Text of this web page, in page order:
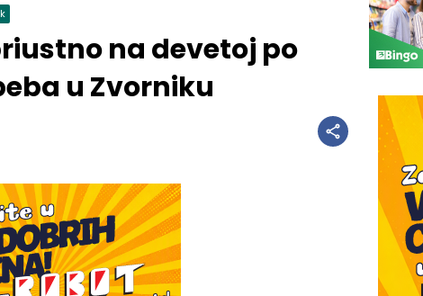
na devetoj po
u Zvorniku